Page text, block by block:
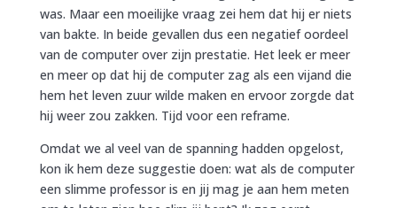
was. Maar een moeilijke vraag zei hem dat hij er niets
van bakte. In beide gevallen dus een negatief oordeel
van de computer over zijn prestatie. Het leek er meer
en meer op dat hij de computer zag als een vijand die
hem het leven zuur wilde maken en ervoor zorgde dat
hij weer zou zakken. Tijd voor een reframe.
Omdat we al veel van de spanning hadden opgelost,
kon ik hem deze suggestie doen: wat als de computer
een slimme professor is en jij mag je aan hem meten